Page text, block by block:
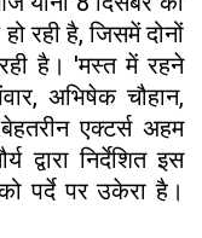
रही है, जिसमें दोनों
है। 'मस्त में रहने
अभिषेक चौहान,
एक्टर्स अहम
निर्देशित इस
पर्दे पर उकेरा है।